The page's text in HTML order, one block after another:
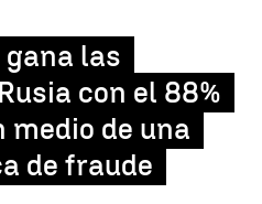
las
con el 88%
medio de una
de fraude